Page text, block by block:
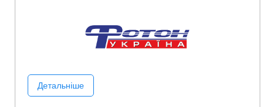
Детальніше